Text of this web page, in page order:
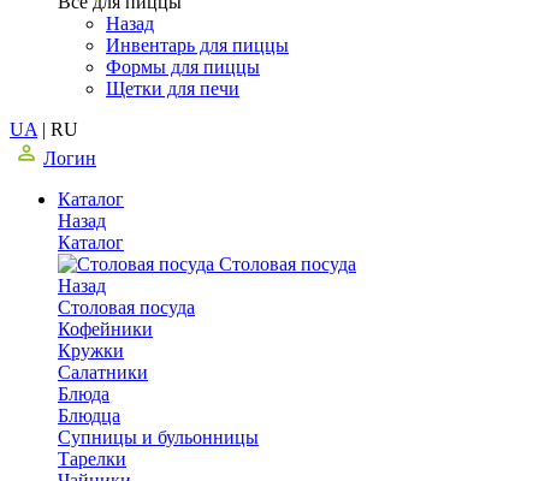
Назад
Инвентарь для пиццы
Формы для пиццы
Щетки для печи
UA | RU
Логин
Каталог
Назад
Каталог
Столовая посуда
Назад
Столовая посуда
Кофейники
Кружки
Салатники
Блюда
Блюдца
Супницы и бульонницы
Тарелки